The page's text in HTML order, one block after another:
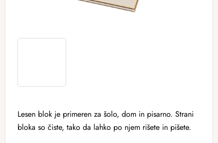
Lesen blok je primeren za šolo, dom in pisarno. Strani
bloka so čiste, tako da lahko po njem rišete in pišete.